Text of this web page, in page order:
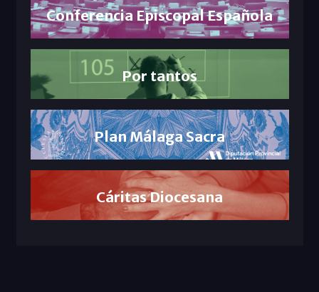
Conferencia Episcopal Española
Por tantos
Plan Málaga Sacra
Cáritas Diocesana